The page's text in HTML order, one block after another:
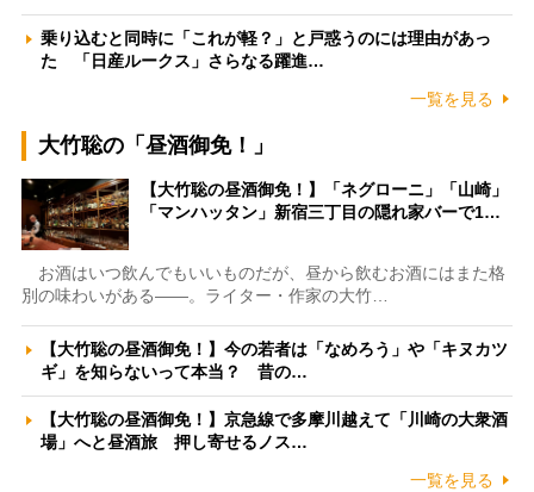
乗り込むと同時に「これが軽？」と戸惑うのには理由があっ
た 「日産ルークス」さらなる躍進…
一覧を見る
大竹聡の「昼酒御免！」
【大竹聡の昼酒御免！】「ネグローニ」「山崎」
「マンハッタン」新宿三丁目の隠れ家バーで1…
お酒はいつ飲んでもいいものだが、昼から飲むお酒にはまた格
別の味わいがある――。ライター・作家の大竹…
【大竹聡の昼酒御免！】今の若者は「なめろう」や「キヌカツ
ギ」を知らないって本当？ 昔の…
【大竹聡の昼酒御免！】京急線で多摩川越えて「川崎の大衆酒
場」へと昼酒旅 押し寄せるノス…
一覧を見る